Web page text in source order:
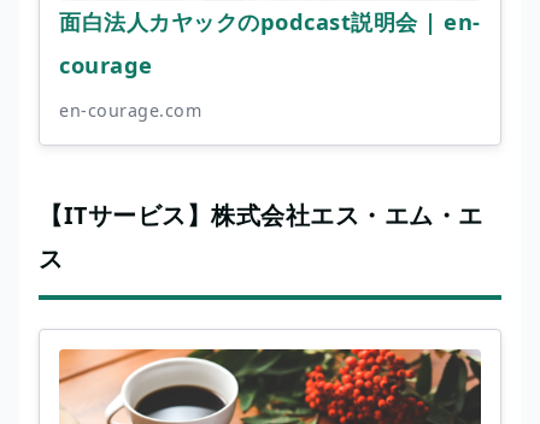
面白法人カヤックのpodcast説明会 | en-
courage
en-courage.com
【ITサービス】株式会社エス・エム・エ
ス